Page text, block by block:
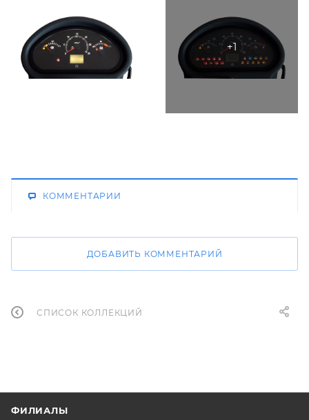
КОММЕНТАРИИ
ДОБАВИТЬ КОММЕНТАРИЙ
СПИСОК КОЛЛЕКЦИЙ
ФИЛИАЛЫ